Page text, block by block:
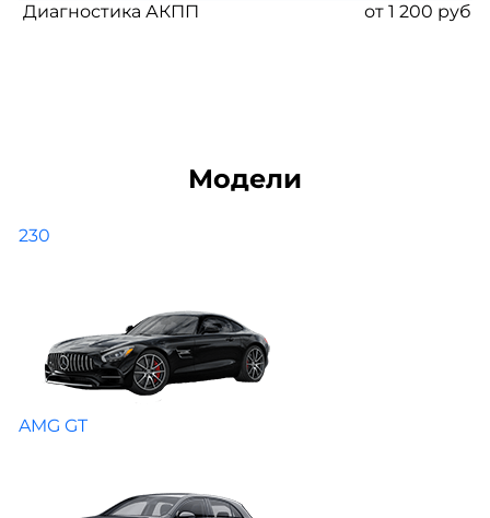
Диагностика АКПП
от 1 200 руб
Модели
230
AMG GT